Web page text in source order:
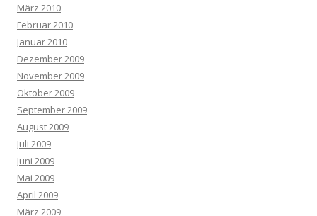
März 2010
Februar 2010
Januar 2010
Dezember 2009
November 2009
Oktober 2009
September 2009
August 2009
Juli 2009
Juni 2009
Mai 2009
April 2009
März 2009